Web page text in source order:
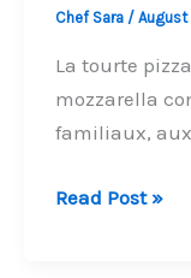
Chef Sara /
La tourte
mozzarella
familiaux,
Tourte
Read Post »